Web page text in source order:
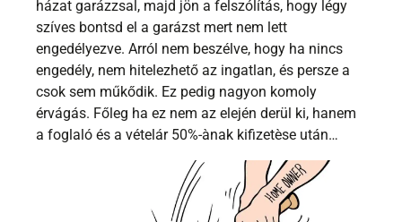
házat garázzsal, majd jön a felszólítás, hogy légy
szíves bontsd el a garázst mert nem lett
engedélyezve. Arról nem beszélve, hogy ha nincs
engedély, nem hitelezhető az ingatlan, és persze a
csok sem műkődik. Ez pedig nagyon komoly
érvágás. Főleg ha ez nem az elején derül ki, hanem
a foglaló és a vételár 50%-ànak kifizetèse után…